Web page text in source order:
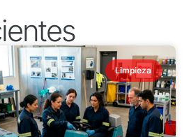
Limpieza